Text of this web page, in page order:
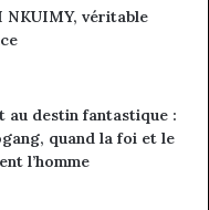
NKUIMY, véritable
au destin fantastique :
quand la foi et le
l’homme